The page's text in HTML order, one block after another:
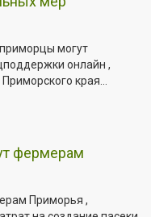
могут
онлайн ,
края...
фермерам
Приморья ,